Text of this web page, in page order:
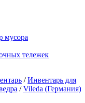
мусора
тележек
/Инвентарь для
/Vileda (Германия)